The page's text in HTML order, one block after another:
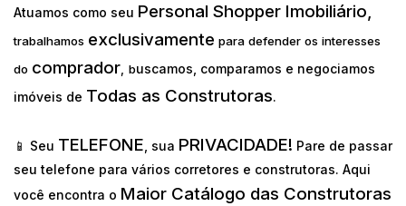
Atuamos como seu Personal Shopper Imobiliário,
trabalhamos exclusivamente para defender os interesses
do comprador, buscamos, comparamos e negociamos
imóveis de Todas as Construtoras.
📱 Seu TELEFONE , sua PRIVACIDADE! Pare de passar
seu telefone para vários corretores e construtoras. Aqui
você encontra o Maior Catálogo das Construtoras